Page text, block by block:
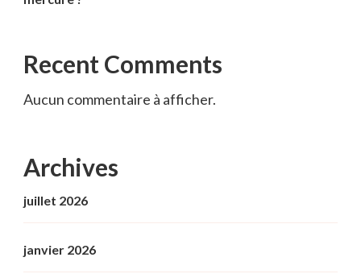
Recent Comments
Aucun commentaire à afficher.
Archives
juillet 2026
janvier 2026